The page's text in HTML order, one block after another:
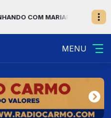
MARIAProgramação Musical
MENU